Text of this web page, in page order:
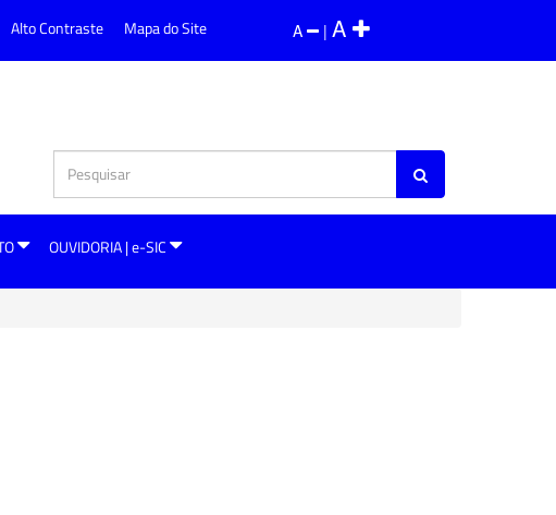
A | A
Alto Contraste Mapa do Site
OUVIDORIA | e-SIC